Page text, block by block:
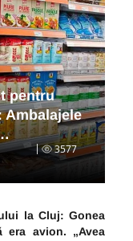
pentru
Ambalajele
3577
la Cluj: Gonea
era avion. „Avea